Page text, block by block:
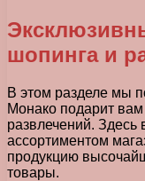
шопинга и
В этом разделе мы
Монако подарит
развлечений.
ассортиментом
продукцию
товары.